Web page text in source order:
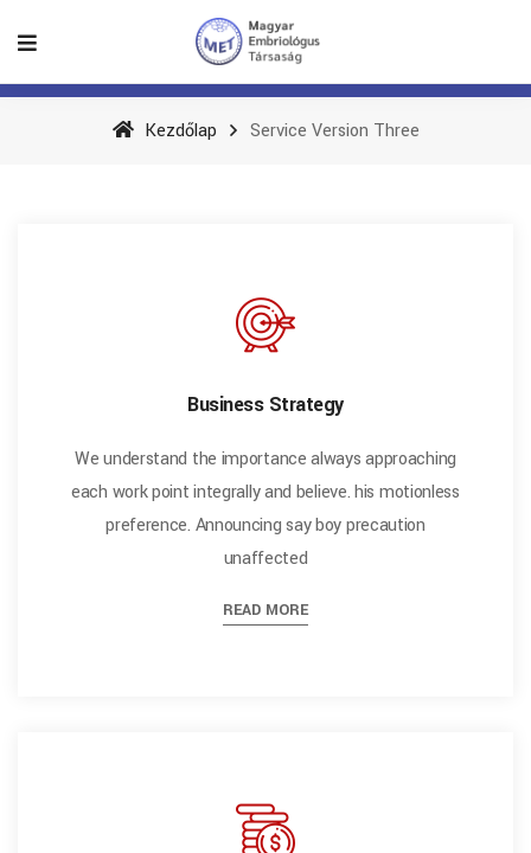
Kezdőlap Service Version Three
Business Strategy
We understand the importance always approaching
each work point integrally and believe. his motionless
preference. Announcing say boy precaution
unaffected
READ MORE